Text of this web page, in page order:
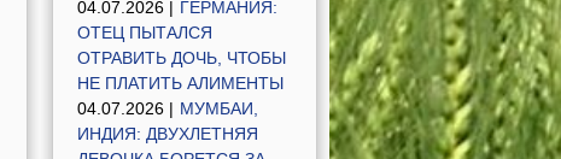
04.07.2026 | ГЕРМАНИЯ:
ОТЕЦ ПЫТАЛСЯ
ОТРАВИТЬ ДОЧЬ, ЧТОБЫ
НЕ ПЛАТИТЬ АЛИМЕНТЫ
04.07.2026 | МУМБАИ,
ИНДИЯ: ДВУХЛЕТНЯЯ